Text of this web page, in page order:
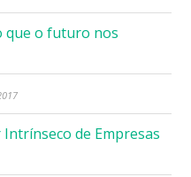
que o futuro nos
de Empresas